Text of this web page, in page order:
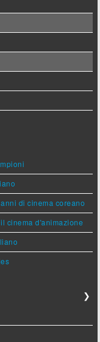
di cinema coreano
cinema d'animazione
❯